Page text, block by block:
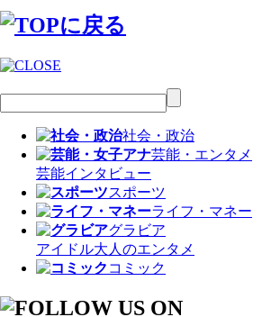
社会・政治
芸能・エンタメ
芸能インタビュー
スポーツ
ライフ・マネー
グラビア
アイドル大人のエンタメ
コミック